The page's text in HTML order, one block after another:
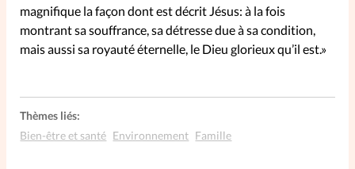
La Boutique
La Pause SpirituElles - toutes les
À propos
magnifique la façon dont est décrit Jésus: à la fois
montrant sa souffrance, sa détresse due à sa condition,
mais aussi sa royauté éternelle, le Dieu glorieux qu’il est.»
Thèmes liés:
Bien-être et santé Environnement Famille